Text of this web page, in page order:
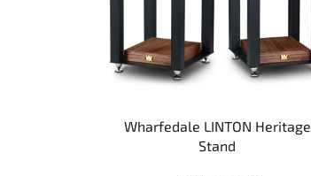
Wharfedale LINTON Heritage
Stand